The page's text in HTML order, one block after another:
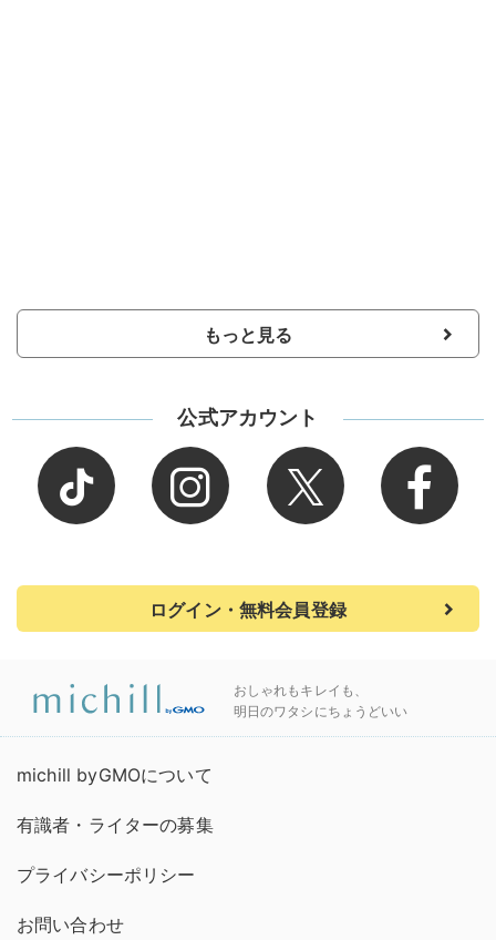
もっと見る
公式アカウント
ログイン・無料会員登録
おしゃれもキレイも、
明日のワタシにちょうどいい
michill byGMOについて
有識者・ライターの募集
プライバシーポリシー
お問い合わせ